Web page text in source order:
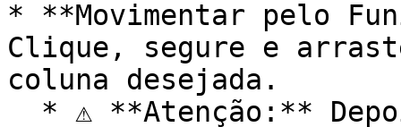
* **Movimentar pelo
Clique, segure e
coluna desejada.